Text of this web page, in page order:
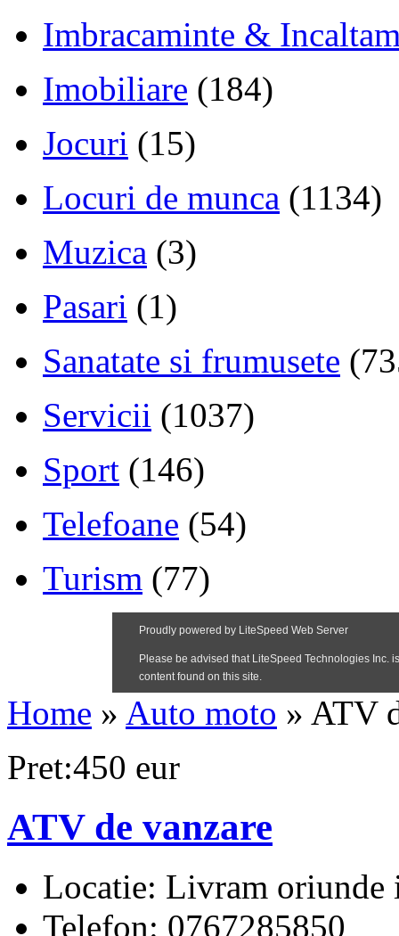
Imbracaminte &
Imobiliare (184)
Jocuri (15)
Locuri de munca (1134)
Muzica (3)
Pasari (1)
Sanatate si frumusete
Servicii (1037)
Sport (146)
Telefoane (54)
Turism (77)
Home » Auto moto » ATV
Pret:450 eur
ATV de vanzare
Locatie: Livram oriunde
Telefon: 0767285850